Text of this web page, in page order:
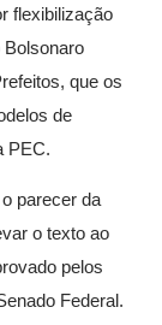
flexibilização
Bolsonaro
que os
de
PEC.
parecer da
o texto ao
pelos
Federal.